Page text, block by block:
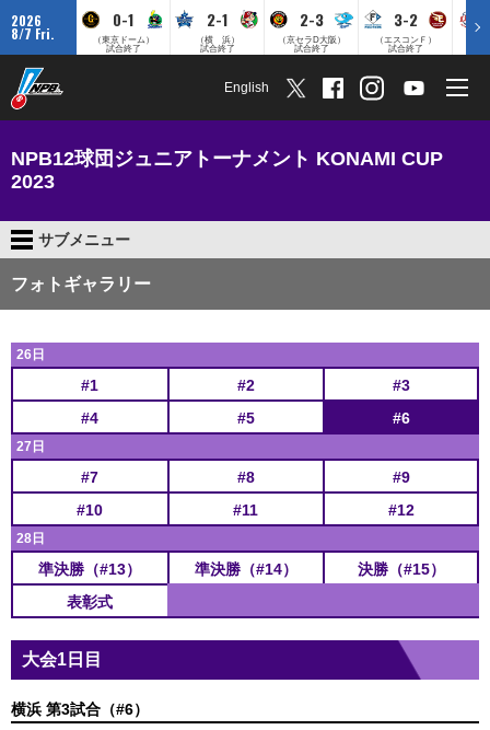
2026
8/7 Fri.
0-1
（東京ドーム）
試合終了
2-1
（横 浜）
試合終了
2-3
（京セラD大阪）
試合終了
3-2
（エスコンＦ）
試合終了
English
NPB12球団ジュニアトーナメント KONAMI CUP
2023
サブメニュー
フォトギャラリー
26日
#1 #2
#3
#4
#5 #6
27日
#7 #8
#9
#10
#11 #12
28日
準決勝（#13） 準決勝（#14）
決勝（#15）
表彰式
大会1日目
横浜 第3試合（#6）